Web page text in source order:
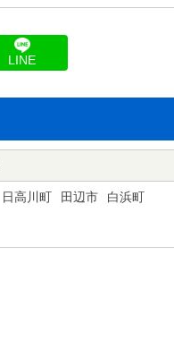
LINE
日高川町 田辺市
白浜町